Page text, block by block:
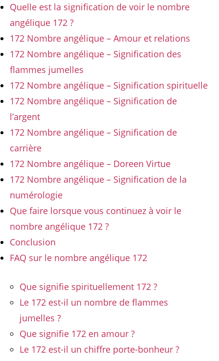
Quelle est la signification de voir le nombre
angélique 172 ?
172 Nombre angélique – Amour et relations
172 Nombre angélique – Signification des
flammes jumelles
172 Nombre angélique – Signification spirituelle
172 Nombre angélique – Signification de
l’argent
172 Nombre angélique – Signification de
carrière
172 Nombre angélique – Doreen Virtue
172 Nombre angélique – Signification de la
numérologie
Que faire lorsque vous continuez à voir le
nombre angélique 172 ?
Conclusion
FAQ sur le nombre angélique 172
Que signifie spirituellement 172 ?
Le 172 est-il un nombre de flammes
jumelles ?
Que signifie 172 en amour ?
Le 172 est-il un chiffre porte-bonheur ?